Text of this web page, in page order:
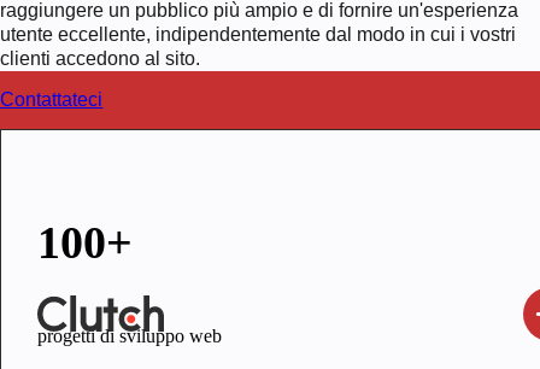
raggiungere un pubblico più ampio e di fornire un'esperienza
utente eccellente, indipendentemente dal modo in cui i vostri
clienti accedono al sito.
Contattateci
100+
progetti di sviluppo web